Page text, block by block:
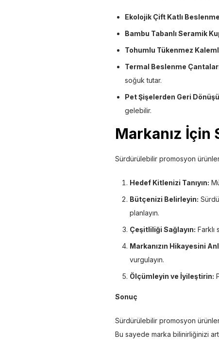
Ekolojik Çift Katlı
Bambu Tabanlı Seramik
Tohumlu Tükenmez
Termal Beslenme
soğuk tutar.
Pet Şişelerden Geri
gelebilir.
Markanız
Sürdürülebilir promosyon
Hedef Kitlenizi Tanıyın:
Bütçenizi Belirleyin:
planlayın.
Çeşitliliği Sağlayın: Farklı
Markanızın Hikayesini
vurgulayın.
Ölçümleyin ve İyileştirin:
Sonuç
Sürdürülebilir promosyon
Bu sayede marka bilinirliğinizi